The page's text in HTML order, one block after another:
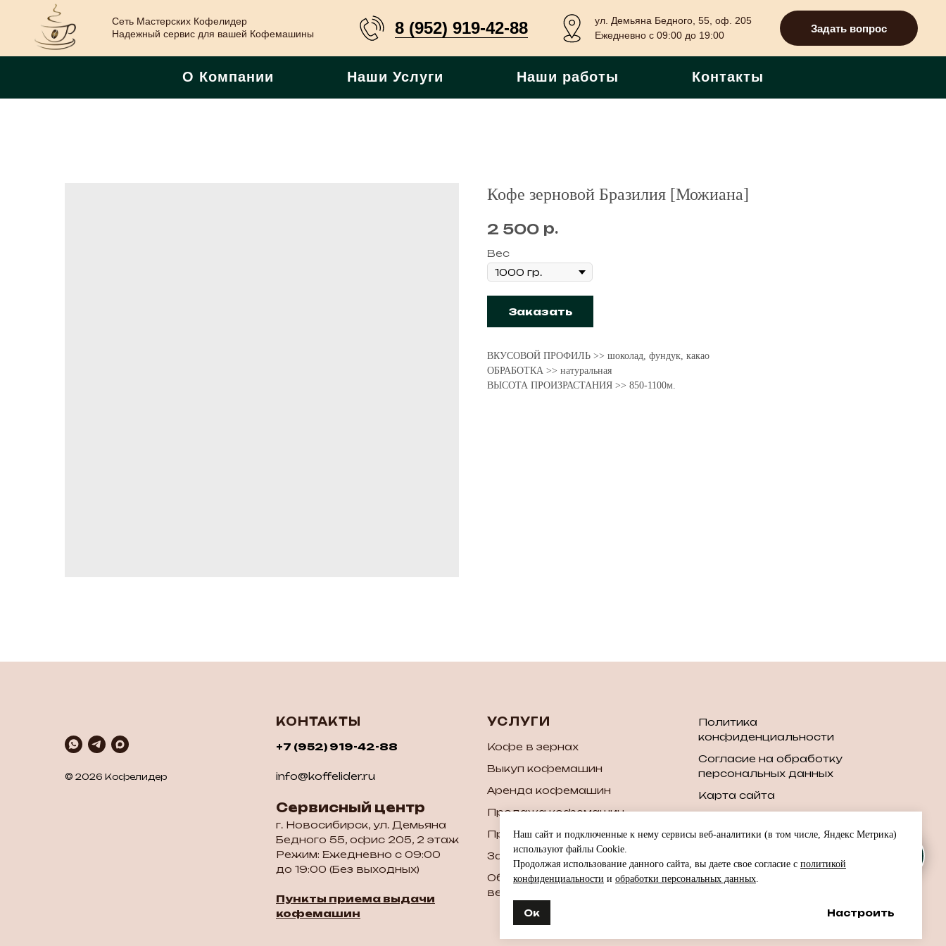
Сеть Мастерских Кофелидер
Надежный сервис для вашей Кофемашины
8 (952) 919-42-88
ул. Демьяна Бедного, 55, оф. 205
Ежедневно с 09:00 до 19:00
Задать вопрос
О Компании Наши Услуги Наши работы Контакты
Кофе зерновой Бразилия [Можиана]
2 500 р.
Вес
Заказать
ВКУСОВОЙ ПРОФИЛЬ >> шоколад, фундук, какао
ОБРАБОТКА >> натуральная
ВЫСОТА ПРОИЗРАСТАНИЯ >> 850-1100м.
© 2026 Кофелидер
КОНТАКТЫ
+7 (952) 919-42-88
info@koffelider.ru
Сервисный центр
г. Новосибирск, ул. Демьяна
Бедного 55, офис 205, 2 этаж
Режим: Ежедневно с 09:00
до 19:00 (Без выходных)
Пункты приема выдачи
кофемашин
УСЛУГИ
Кофе в зернах
Выкуп кофемашин
Аренда кофемашин
Продажа кофемашин
Продажа б/у кофемашин
Запчасти для кофемашин
Обслуживание и ремонт
вендинговых аппаратов
Политика
конфиденциальности
Согласие на обработку
персональных данных
Карта сайта
Наш сайт и подключенные к нему сервисы веб-аналитики (в том числе, Яндекс Метрика)
используют файлы Cookie.
Продолжая использование данного сайта, вы даете свое согласие с политикой
конфиденциальности и обработки персональных данных.
Ок Настроить